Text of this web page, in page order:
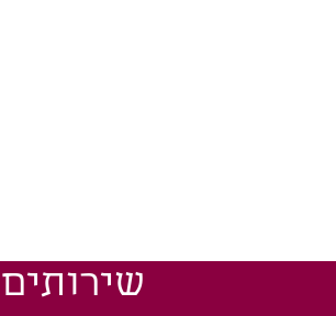
שירותים